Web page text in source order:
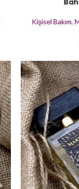
Kişisel Bakım,